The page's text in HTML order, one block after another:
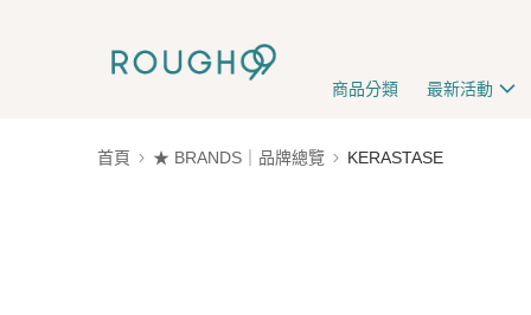
商品分類 最新活動
首頁 ★ BRANDS｜品牌總覽 KERASTASE